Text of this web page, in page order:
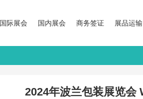
国际展会 国内展会 商务签证 展品运输
2024年波兰包装展览会